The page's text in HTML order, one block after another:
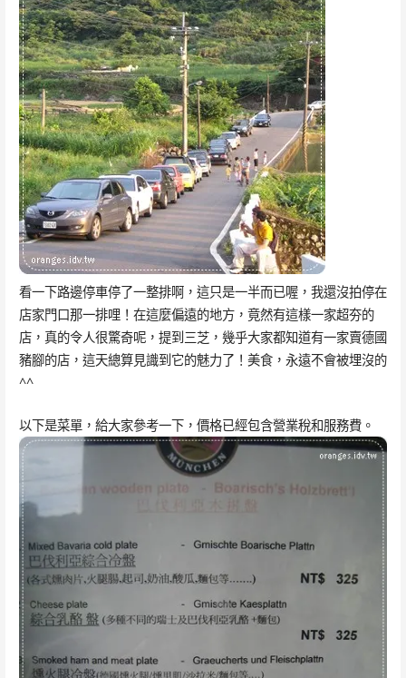
看一下路邊停車停了一整排啊，這只是一半而已喔，我還沒拍停在
店家門口那一排哩！在這麼偏遠的地方，竟然有這樣一家超夯的
店，真的令人很驚奇呢，提到三芝，幾乎大家都知道有一家賣德國
豬腳的店，這天總算見識到它的魅力了！美食，永遠不會被埋沒的
^^
以下是菜單，給大家參考一下，價格已經包含營業稅和服務費。